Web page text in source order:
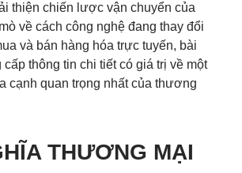
thiện chiến lược vận chuyển của
về cách công nghệ đang thay đổi
và bán hàng hóa trực tuyến, bài
cấp thông tin chi tiết có giá trị về một
cạnh quan trọng nhất của thương
THƯƠNG MẠI